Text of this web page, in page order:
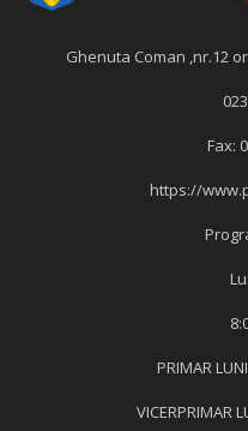
Ghenuta Coman ,nr.12
Fax:
https://
PRIMAR
VICERPRIMAR